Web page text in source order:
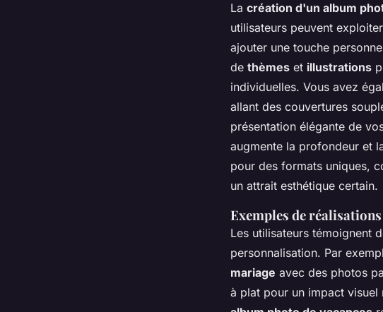
La création d'un album
utilisateurs peuvent
ajouter une touche
de thèmes et illustrations
individuelles. Vous avez
allant des couvertures
présentation élégante de
augmente la profondeur et
pour des formats uniques,
un attrait esthétique certain.
Exemples de
Les utilisateurs témoignent
personnalisation. Par
mariage avec des photos
à plat pour un impact